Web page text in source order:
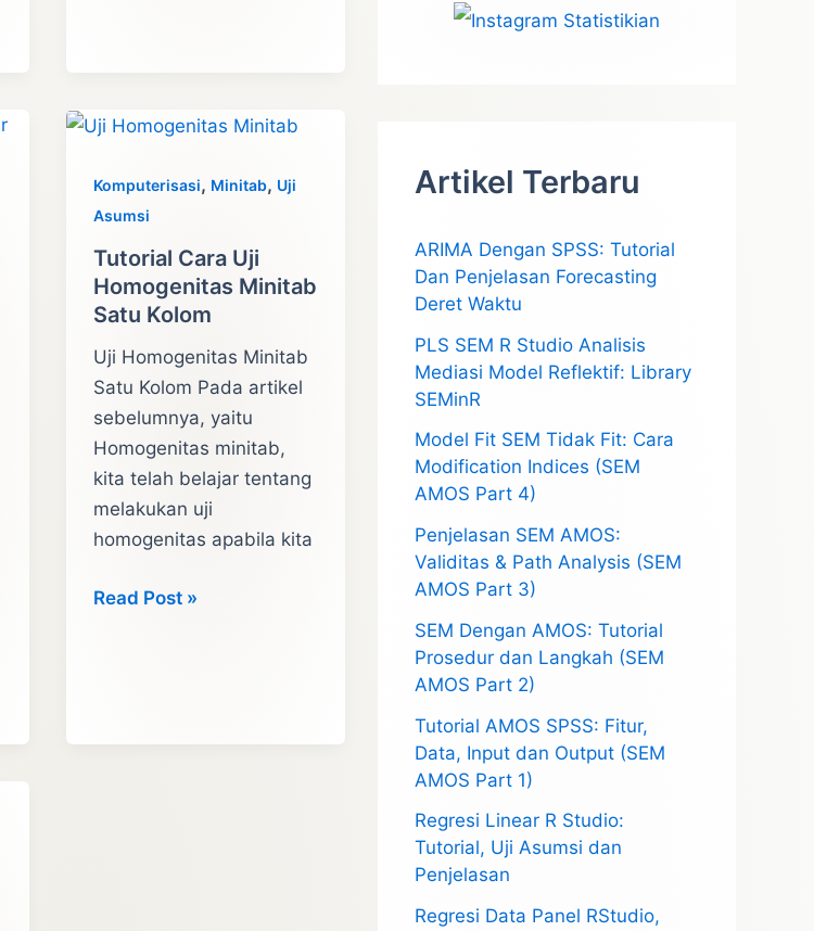
dengan
Komputerisasi, Minitab, Uji
Asumsi
Tutorial Cara Uji
Homogenitas Minitab
Satu Kolom
Uji Homogenitas Minitab
Satu Kolom Pada artikel
sebelumnya, yaitu
Homogenitas minitab,
kita telah belajar tentang
melakukan uji
homogenitas apabila kita
Tutorial
Satu
Read Post »
Artikel Terbaru
ARIMA Dengan SPSS: Tutorial
Dan Penjelasan Forecasting
Deret Waktu
PLS SEM R Studio Analisis
Mediasi Model Reflektif: Library
SEMinR
Model Fit SEM Tidak Fit: Cara
Modification Indices (SEM
AMOS Part 4)
Penjelasan SEM AMOS:
Validitas & Path Analysis (SEM
AMOS Part 3)
SEM Dengan AMOS: Tutorial
Prosedur dan Langkah (SEM
AMOS Part 2)
Tutorial AMOS SPSS: Fitur,
Data, Input dan Output (SEM
AMOS Part 1)
Regresi Linear R Studio:
Tutorial, Uji Asumsi dan
Penjelasan
Regresi Data Panel RStudio,